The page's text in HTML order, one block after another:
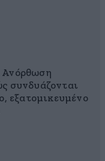
Ανόρθωση
συνδυάζονται
εξατομικευμένο